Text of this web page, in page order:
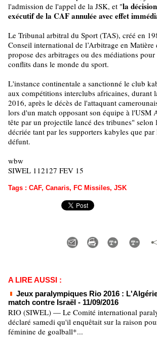
l'admission de l'appel de la JSK, et "la
exécutif de la CAF annulée avec effet
Le Tribunal arbitral du Sport (TAS), créé en
Conseil international de l’Arbitrage en
propose des arbitrages ou des médiations
conflits dans le monde du sport.
L'instance continentale a sanctionné le club
aux compétitions interclubs africaines, durant
2016, après le décès de l'attaquant
lors d'un match opposant son équipe à l'USM
tête par un projectile lancé des tribunes" selon
décriée tant par les supporters kabyles que
défunt.
wbw
SIWEL 112127 FEV 15
Tags : CAF, Canaris, FC Missiles, JSK
A LIRE AUSSI :
Jeux paralympiques Rio 2016 :
match contre Israël - 11/09/2016
RIO (SIWEL) — Le Comité international
déclaré samedi qu'il enquêtait sur la raison
féminine de goalball*...